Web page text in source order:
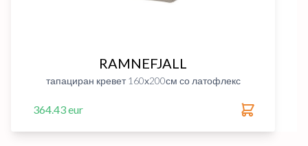
RAMNEFJALL
тапациран кревет 160х200см со латофлекс
364.43 eur